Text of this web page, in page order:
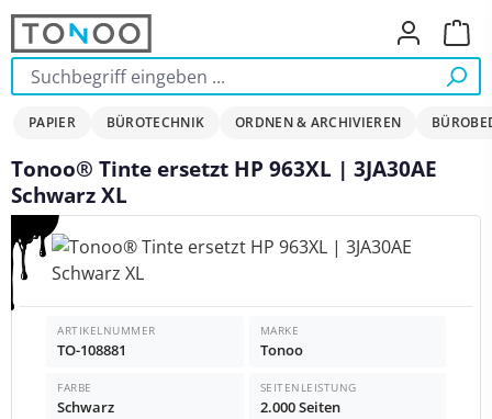
Zum Hauptinhalt springen
PAPIER BÜROTECHNIK ORDNEN & ARCHIVIEREN
Tonoo® Tinte ersetzt HP 963XL | 3JA30AE
Schwarz XL
Bildergalerie überspringen
ARTIKELNUMMER
TO-108881
MARKE
Tonoo
FARBE
Schwarz
SEITENLEISTUNG
2.000 Seiten